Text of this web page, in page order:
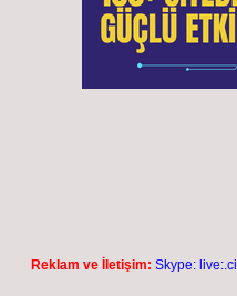
Reklam ve İletişim: Skype: